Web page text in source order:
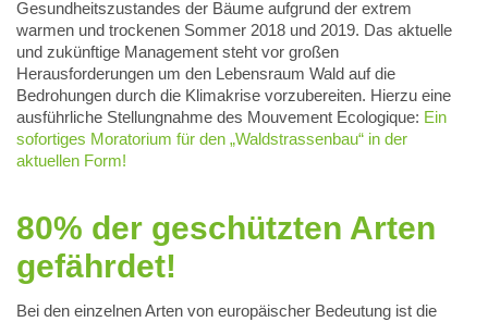
Gesundheitszustandes der Bäume aufgrund der extrem
warmen und trockenen Sommer 2018 und 2019. Das aktuelle
und zukünftige Management steht vor großen
Herausforderungen um den Lebensraum Wald auf die
Bedrohungen durch die Klimakrise vorzubereiten. Hierzu eine
ausführliche Stellungnahme des Mouvement Ecologique: Ein
sofortiges Moratorium für den „Waldstrassenbau“ in der
aktuellen Form!
80% der geschützten Arten
gefährdet!
Bei den einzelnen Arten von europäischer Bedeutung ist die